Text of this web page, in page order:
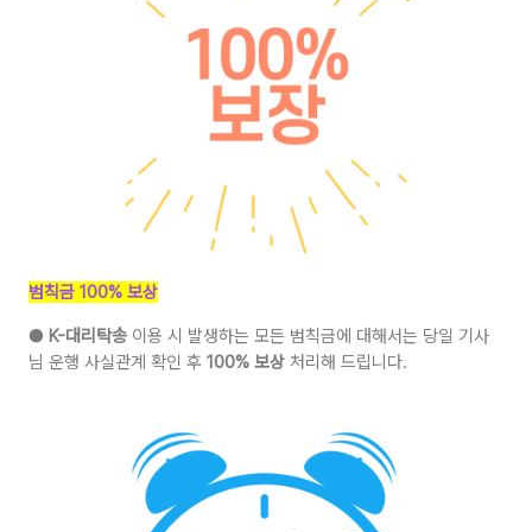
범칙금 100% 보상
● K-대리탁송 이용 시 발생하는 모든 범칙금에 대해서는 당일 기사
님 운행 사실관계 확인 후 100% 보상 처리해 드립니다.